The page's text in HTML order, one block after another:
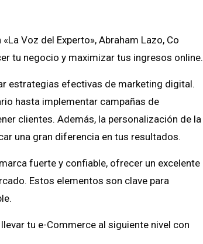
Voz del Experto», Abraham Lazo, Co
tu negocio y maximizar tus ingresos online.
estrategias efectivas de marketing digital.
hasta implementar campañas de
clientes. Además, la personalización de la
una gran diferencia en tus resultados.
fuerte y confiable, ofrecer un excelente
Estos elementos son clave para
tu e-Commerce al siguiente nivel con